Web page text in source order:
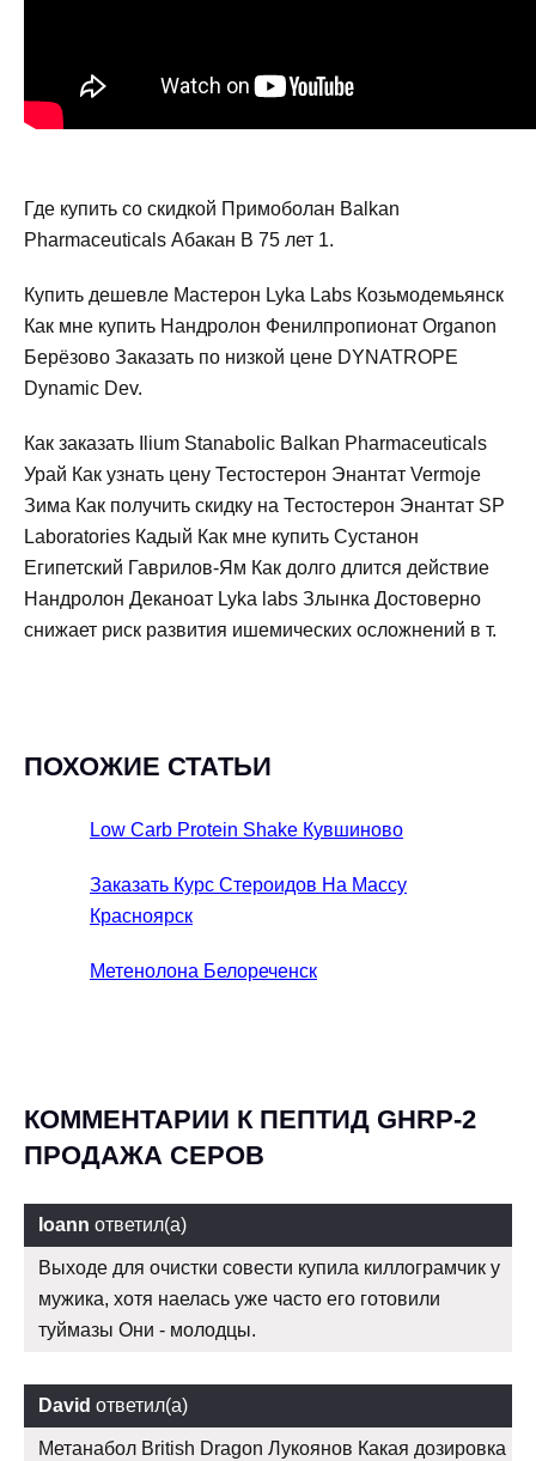
Где купить со скидкой Примоболан Balkan
Pharmaceuticals Абакан В 75 лет 1.
Купить дешевле Мастерон Lyka Labs Козьмодемьянск
Как мне купить Нандролон Фенилпропионат Organon
Берёзово Заказать по низкой цене DYNATROPE
Dynamic Dev.
Как заказать Ilium Stanabolic Balkan Pharmaceuticals
Урай Как узнать цену Тестостерон Энантат Vermoje
Зима Как получить скидку на Тестостерон Энантат SP
Laboratories Кадый Как мне купить Сустанон
Египетский Гаврилов-Ям Как долго длится действие
Нандролон Деканоат Lyka labs Злынка Достоверно
снижает риск развития ишемических осложнений в т.
ПОХОЖИЕ СТАТЬИ
Low Carb Protein Shake Кувшиново
Заказать Курс Стероидов На Массу
Красноярск
Метенолона Белореченск
КОММЕНТАРИИ К ПЕПТИД GHRP-2
ПРОДАЖА СЕРОВ
Ioann ответил(а)
Выходе для очистки совести купила киллограмчик у
мужика, хотя наелась уже часто его готовили
туймазы Они - молодцы.
David ответил(а)
Метанабол British Dragon Лукоянов Какая дозировка